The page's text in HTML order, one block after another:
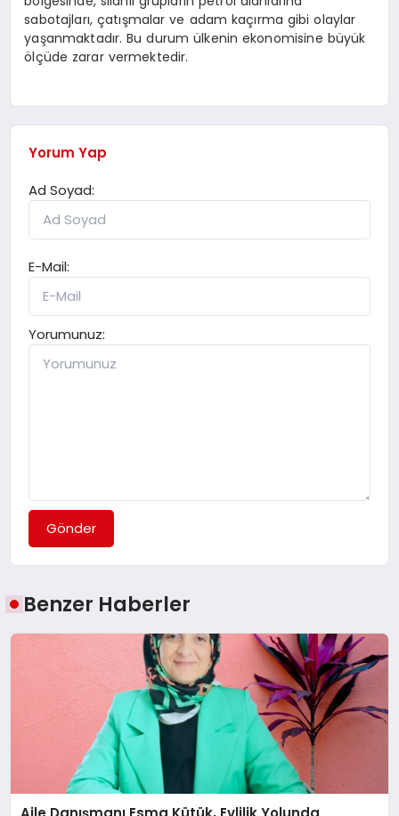
sabotajları, çatışmalar ve adam kaçırma gibi olaylar
yaşanmaktadır. Bu durum ülkenin ekonomisine büyük
ölçüde zarar vermektedir.
Yorum Yap
Ad Soyad:
E-Mail:
Yorumunuz:
Gönder
Benzer Haberler